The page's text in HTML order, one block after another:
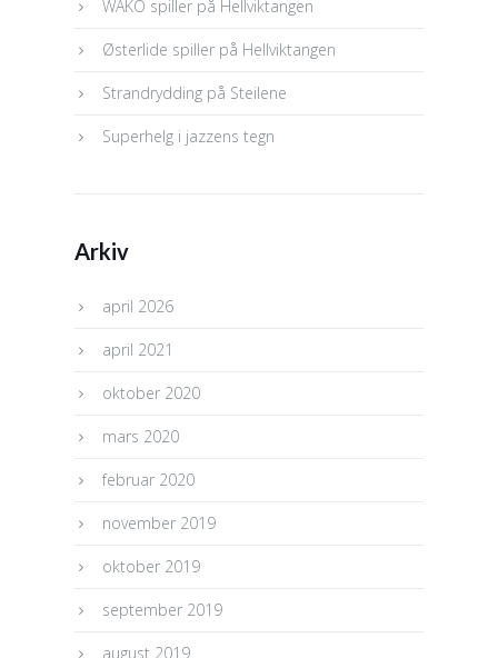
WAKO spiller på Hellviktangen
Østerlide spiller på Hellviktangen
Strandrydding på Steilene
Superhelg i jazzens tegn
Arkiv
april 2026
april 2021
oktober 2020
mars 2020
februar 2020
november 2019
oktober 2019
september 2019
august 2019